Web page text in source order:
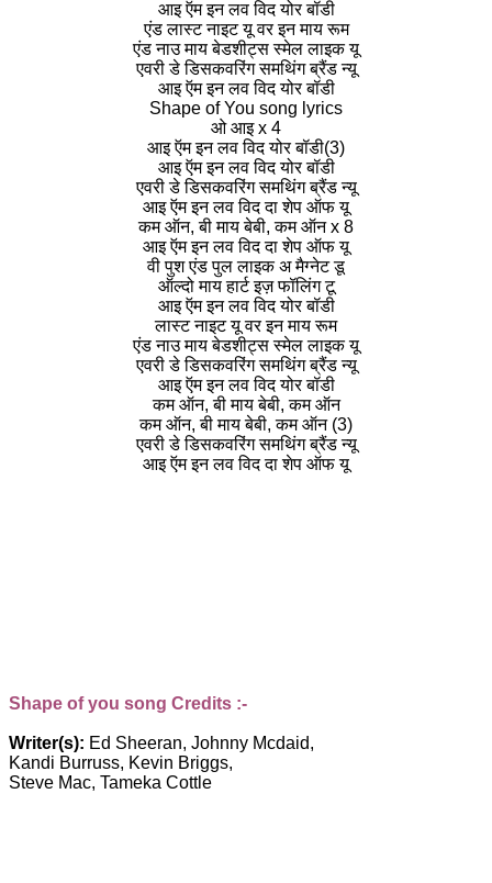
आइ ऍम इन लव विद योर बॉडी
एंड लास्ट नाइट यू वर इन माय रूम
एंड नाउ माय बेडशीट्स स्मेल लाइक यू
एवरी डे डिसकवरिंग समथिंग ब्रैंड न्यू
आइ ऍम इन लव विद योर बॉडी
Shape of You song lyrics
ओ आइ x 4
आइ ऍम इन लव विद योर बॉडी(3)
आइ ऍम इन लव विद योर बॉडी
एवरी डे डिसकवरिंग समथिंग ब्रैंड न्यू
आइ ऍम इन लव विद दा शेप ऑफ यू
कम ऑन, बी माय बेबी, कम ऑन x 8
आइ ऍम इन लव विद दा शेप ऑफ यू
वी पुश एंड पुल लाइक अ मैग्नेट डू
ऑल्दो माय हार्ट इज़ फॉलिंग टू
आइ ऍम इन लव विद योर बॉडी
लास्ट नाइट यू वर इन माय रूम
एंड नाउ माय बेडशीट्स स्मेल लाइक यू
एवरी डे डिसकवरिंग समथिंग ब्रैंड न्यू
आइ ऍम इन लव विद योर बॉडी
कम ऑन, बी माय बेबी, कम ऑन
कम ऑन, बी माय बेबी, कम ऑन (3)
एवरी डे डिसकवरिंग समथिंग ब्रैंड न्यू
आइ ऍम इन लव विद दा शेप ऑफ यू
Shape of you song Credits :-
Writer(s): Ed Sheeran, Johnny Mcdaid,
Kandi Burruss, Kevin Briggs,
Steve Mac, Tameka Cottle